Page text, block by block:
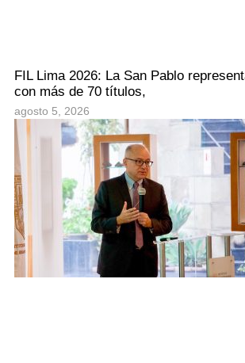
FIL Lima 2026: La San Pablo
con más de 70 títulos,
agosto 5, 2026